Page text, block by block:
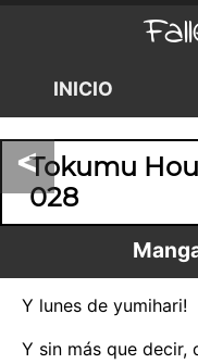
INICIO
<Tokumu
028
Y lunes de yumihari!
Y sin más que decir,